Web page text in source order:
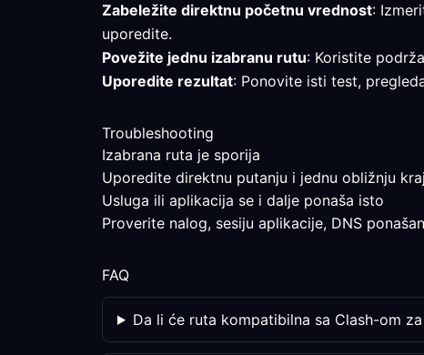
Zabeležite direktnu početnu vrednost:
uporedite.
Povežite jednu izabranu rutu: Koristite
Uporedite rezultat: Ponovite isti test,
Troubleshooting
Izabrana ruta je sporija
Uporedite direktnu putanju i jednu obližnju
Usluga ili aplikacija se i dalje ponaša isto
Proverite nalog, sesiju aplikacije, DNS
FAQ
Da li će ruta kompatibilna sa Clash-om